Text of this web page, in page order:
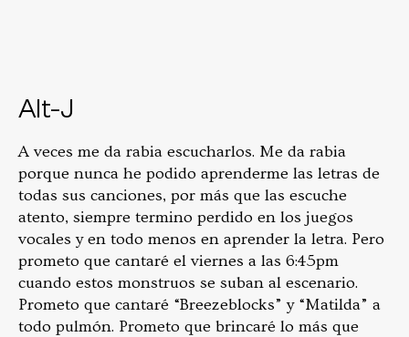
Alt-J
A veces me da rabia escucharlos. Me da rabia
porque nunca he podido aprenderme las letras de
todas sus canciones, por más que las escuche
atento, siempre termino perdido en los juegos
vocales y en todo menos en aprender la letra. Pero
prometo que cantaré el viernes a las 6:45pm
cuando estos monstruos se suban al escenario.
Prometo que cantaré “Breezeblocks” y “Matilda” a
todo pulmón. Prometo que brincaré lo más que